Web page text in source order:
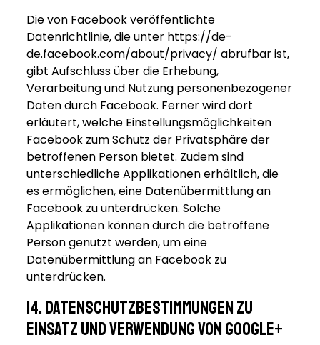
Die von Facebook veröffentlichte
Datenrichtlinie, die unter https://de-
de.facebook.com/about/privacy/ abrufbar ist,
gibt Aufschluss über die Erhebung,
Verarbeitung und Nutzung personenbezogener
Daten durch Facebook. Ferner wird dort
erläutert, welche Einstellungsmöglichkeiten
Facebook zum Schutz der Privatsphäre der
betroffenen Person bietet. Zudem sind
unterschiedliche Applikationen erhältlich, die
es ermöglichen, eine Datenübermittlung an
Facebook zu unterdrücken. Solche
Applikationen können durch die betroffene
Person genutzt werden, um eine
Datenübermittlung an Facebook zu
unterdrücken.
14. Datenschutzbestimmungen zu
Einsatz und Verwendung von Google+